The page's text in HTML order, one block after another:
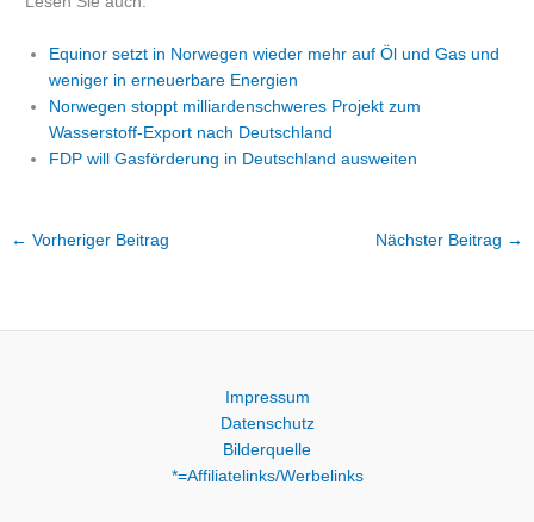
Equinor setzt in Norwegen wieder mehr auf Öl und Gas und
weniger in erneuerbare Energien
Norwegen stoppt milliardenschweres Projekt zum
Wasserstoff-Export nach Deutschland
FDP will Gasförderung in Deutschland ausweiten
← Vorheriger Beitrag Nächster Beitrag →
Impressum
Datenschutz
Bilderquelle
*=Affiliatelinks/Werbelinks